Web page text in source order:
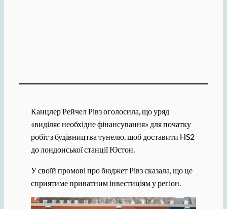
Канцлер Рейчел Рівз оголосила, що уряд
«виділяє необхідне фінансування» для початку
робіт з будівництва тунелю, щоб доставити HS2
до лондонської станції Юстон.
У своїй промові про бюджет Рівз сказала, що це
сприятиме приватним інвестиціям у регіон.